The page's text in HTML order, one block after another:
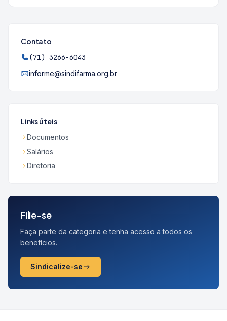
Contato
(71) 3266-6043
informe@sindifarma.org.br
Links úteis
Documentos
Salários
Diretoria
Filie-se
Faça parte da categoria e tenha acesso a todos os
benefícios.
Sindicalize-se